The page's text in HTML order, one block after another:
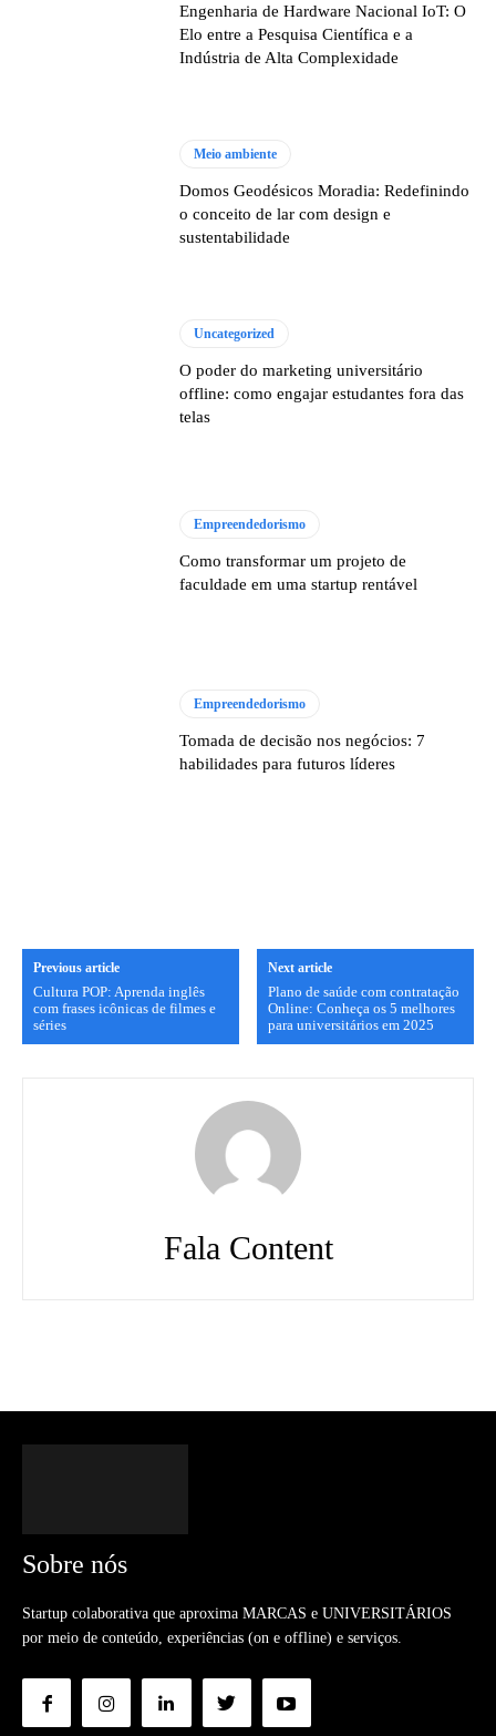
Engenharia de Hardware Nacional IoT: O
Elo entre a Pesquisa Científica e a
Indústria de Alta Complexidade
Meio ambiente
Domos Geodésicos Moradia: Redefinindo
o conceito de lar com design e
sustentabilidade
Uncategorized
O poder do marketing universitário
offline: como engajar estudantes fora das
telas
Empreendedorismo
Como transformar um projeto de
faculdade em uma startup rentável
Empreendedorismo
Tomada de decisão nos negócios: 7
habilidades para futuros líderes
Previous article
Cultura POP: Aprenda inglês
com frases icônicas de filmes e
séries
Next article
Plano de saúde com contratação
Online: Conheça os 5 melhores
para universitários em 2025
Fala Content
Sobre nós
Startup colaborativa que aproxima MARCAS e UNIVERSITÁRIOS
por meio de conteúdo, experiências (on e offline) e serviços.